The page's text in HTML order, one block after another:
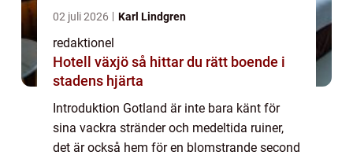
02 juli 2026 Karl Lindgren
redaktionel
Hotell växjö så hittar du rätt boende i
stadens hjärta
Introduktion Gotland är inte bara känt för
sina vackra stränder och medeltida ruiner,
det är också hem för en blomstrande second